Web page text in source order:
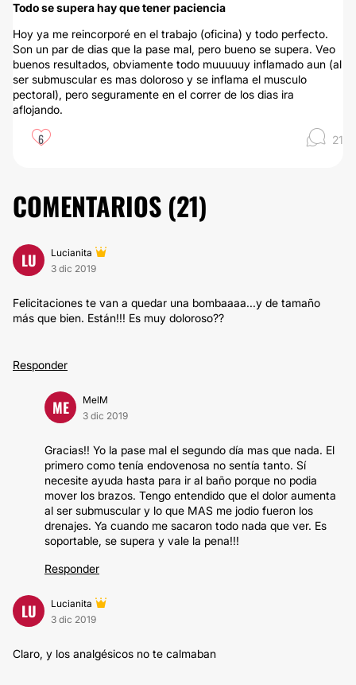
Todo se supera hay que tener paciencia
Hoy ya me reincorporé en el trabajo (oficina) y todo perfecto.
Son un par de dias que la pase mal, pero bueno se supera. Veo
buenos resultados, obviamente todo muuuuuy inflamado aun (al
ser submuscular es mas doloroso y se inflama el musculo
pectoral), pero seguramente en el correr de los dias ira
aflojando.
6 21
COMENTARIOS (21)
LU
Lucianita
3 dic 2019
Felicitaciones te van a quedar una bombaaaa...y de tamaño
más que bien. Están!!! Es muy doloroso??
Responder
ME
MelM
3 dic 2019
Gracias!! Yo la pase mal el segundo día mas que nada. El
primero como tenía endovenosa no sentía tanto. Sí
necesite ayuda hasta para ir al baño porque no podia
mover los brazos. Tengo entendido que el dolor aumenta
al ser submuscular y lo que MAS me jodio fueron los
drenajes. Ya cuando me sacaron todo nada que ver. Es
soportable, se supera y vale la pena!!!
Responder
LU
Lucianita
3 dic 2019
Claro, y los analgésicos no te calmaban